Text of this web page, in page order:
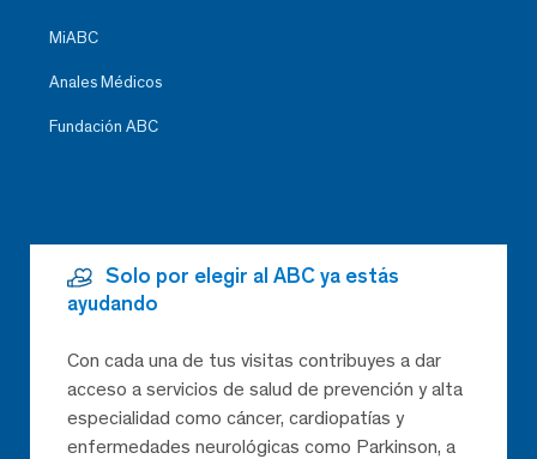
MiABC
Anales Médicos
Fundación ABC
Solo por elegir al ABC ya estás
ayudando
Con cada una de tus visitas contribuyes a dar
acceso a servicios de salud de prevención y alta
especialidad como cáncer, cardiopatías y
enfermedades neurológicas como Parkinson, a